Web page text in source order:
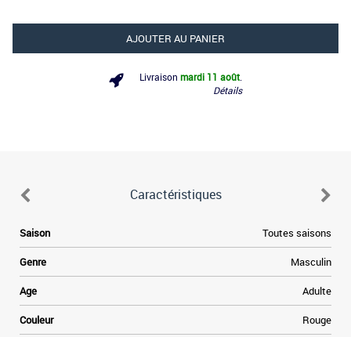
AJOUTER AU PANIER
Livraison mardi 11 août
Détails
Caractéristiques
Saison Toutes saisons
Genre Masculin
Age Adulte
Couleur Rouge